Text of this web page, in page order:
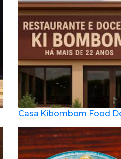
Casa Kibombom Food